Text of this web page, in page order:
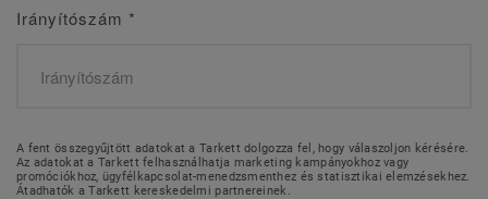
Irányítószám *
A fent összegyűjtött adatokat a Tarkett dolgozza fel, hogy válaszoljon kérésére.
Az adatokat a Tarkett felhasználhatja marketing kampányokhoz vagy
promóciókhoz, ügyfélkapcsolat-menedzsmenthez és statisztikai elemzésekhez.
Átadhatók a Tarkett kereskedelmi partnereinek.